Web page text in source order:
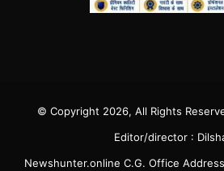
© Copyright 2026, All Rights
Editor/director :
Newshunter.online C.G. Office